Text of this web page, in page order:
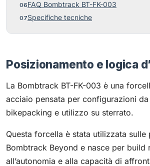
FAQ Bombtrack BT-FK-003
Specifiche tecniche
Posizionamento e logica
La Bombtrack BT-FK-003 è una
acciaio pensata per configurazioni
bikepacking e utilizzo su sterrato.
Questa forcella è stata utilizzata sulle
Bombtrack Beyond e nasce per build
all’autonomia e alla capacità di